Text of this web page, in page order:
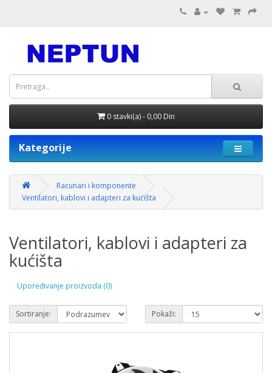
0 stavki(a) - 0,00 Din
Kategorije
Racunari i komponente
Ventilatori, kablovi i adapteri za kućišta
Ventilatori, kablovi i adapteri za
kućišta
Upoređivanje proizvoda (0)
Sortiranje: Pokaži: